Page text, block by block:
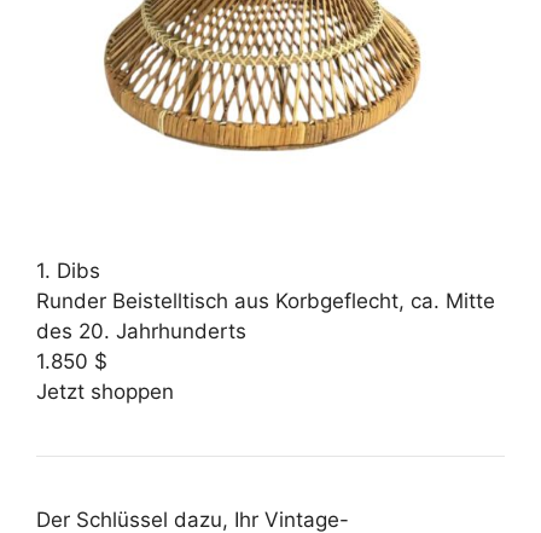
1. Dibs
Runder Beistelltisch aus Korbgeflecht, ca. Mitte
des 20. Jahrhunderts
1.850 $
Jetzt shoppen
Der Schlüssel dazu, Ihr Vintage-